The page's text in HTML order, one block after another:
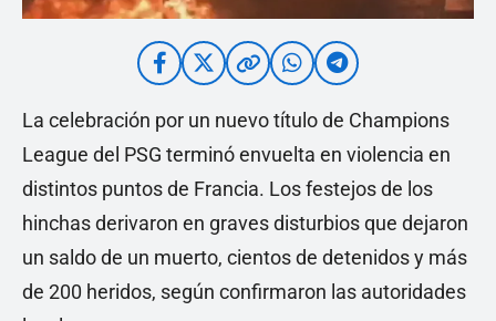
La celebración por un nuevo título de Champions
League del PSG terminó envuelta en violencia en
distintos puntos de Francia. Los festejos de los
hinchas derivaron en graves disturbios que dejaron
un saldo de un muerto, cientos de detenidos y más
de 200 heridos, según confirmaron las autoridades